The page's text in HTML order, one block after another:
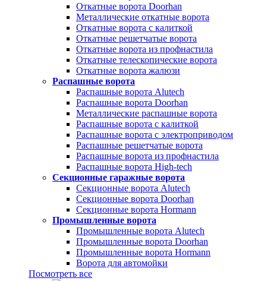
Откатные ворота Doorhan
Металлические откатные ворота
Откатные ворота с калиткой
Откатные решетчатые ворота
Откатные ворота из профнастила
Откатные телескопические ворота
Откатные ворота жалюзи
Распашные ворота
Распашные ворота Alutech
Распашные ворота Doorhan
Металлические распашные ворота
Распашные ворота с калиткой
Распашные ворота с электроприводом
Распашные решетчатые ворота
Распашные ворота из профнастила
Распашные ворота High-tech
Секционные гаражные ворота
Секционные ворота Alutech
Секционные ворота Doorhan
Секционные ворота Hormann
Промышленные ворота
Промышленные ворота Alutech
Промышленные ворота Doorhan
Промышленные ворота Hormann
Ворота для автомойки
Посмотреть все